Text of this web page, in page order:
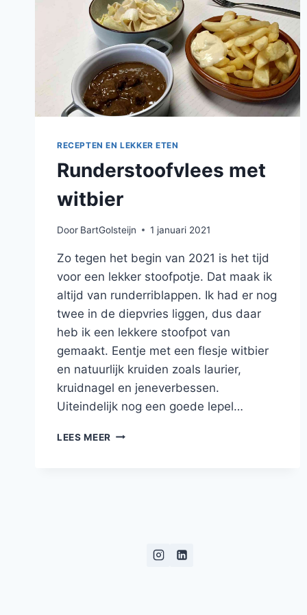
RECEPTEN EN LEKKER ETEN
Runderstoofvlees met
witbier
Door BartGolsteijn 1 januari 2021
Zo tegen het begin van 2021 is het tijd
voor een lekker stoofpotje. Dat maak ik
altijd van runderriblappen. Ik had er nog
twee in de diepvries liggen, dus daar
heb ik een lekkere stoofpot van
gemaakt. Eentje met een flesje witbier
en natuurlijk kruiden zoals laurier,
kruidnagel en jeneverbessen.
Uiteindelijk nog een goede lepel…
LEES MEER RUNDERSTOOFVLEES